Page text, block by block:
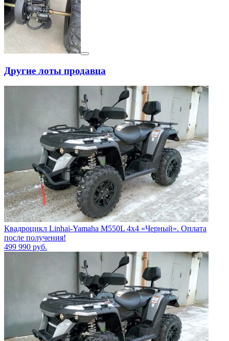
Другие лоты продавца
Квадроцикл Linhai-Yamaha M550L 4x4 «Черный». Оплата
после получения!
499 990 руб.